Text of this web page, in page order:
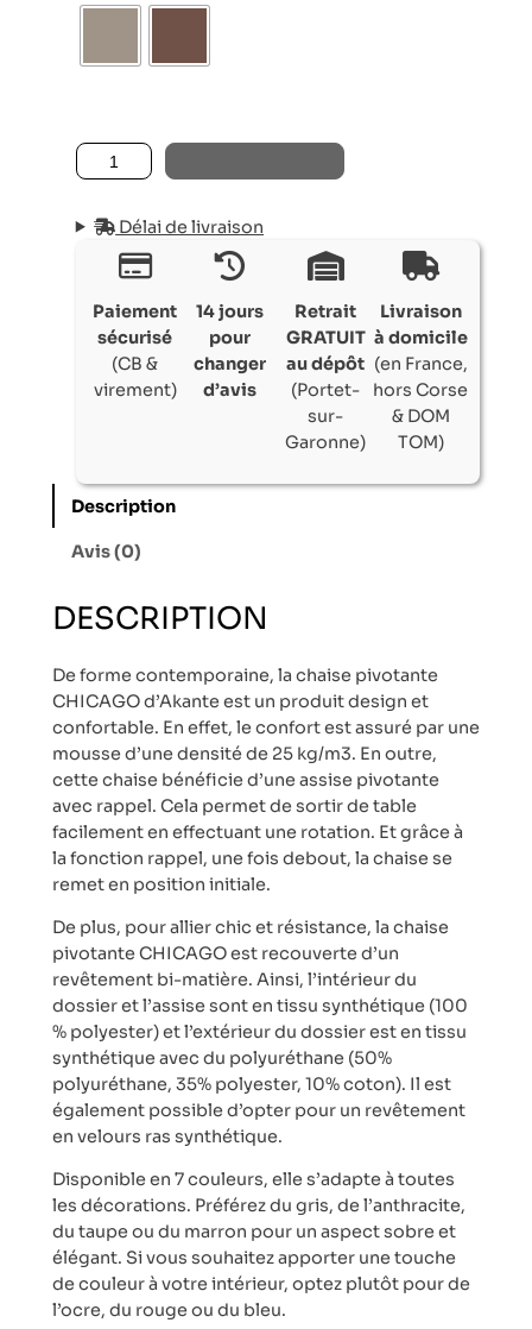
quantité de CHAISE PIVOTANTE CHICAGO
Délai de livraison
Paiement
sécurisé
(CB &
virement)
14 jours
pour
changer
d’avis
Retrait
GRATUIT
au dépôt
(Portet-
sur-
Garonne)
Livraison
à domicile
(en France,
hors Corse
& DOM
TOM)
Description
Avis (0)
DESCRIPTION
De forme contemporaine, la chaise pivotante
CHICAGO d’Akante est un produit design et
confortable. En effet, le confort est assuré par une
mousse d’une densité de 25 kg/m3. En outre,
cette chaise bénéficie d’une assise pivotante
avec rappel. Cela permet de sortir de table
facilement en effectuant une rotation. Et grâce à
la fonction rappel, une fois debout, la chaise se
remet en position initiale.
De plus, pour allier chic et résistance, la chaise
pivotante CHICAGO est recouverte d’un
revêtement bi-matière. Ainsi, l’intérieur du
dossier et l’assise sont en tissu synthétique (100
% polyester) et l’extérieur du dossier est en tissu
synthétique avec du polyuréthane (50%
polyuréthane, 35% polyester, 10% coton). Il est
également possible d’opter pour un revêtement
en velours ras synthétique.
Disponible en 7 couleurs, elle s’adapte à toutes
les décorations. Préférez du gris, de l’anthracite,
du taupe ou du marron pour un aspect sobre et
élégant. Si vous souhaitez apporter une touche
de couleur à votre intérieur, optez plutôt pour de
l’ocre, du rouge ou du bleu.